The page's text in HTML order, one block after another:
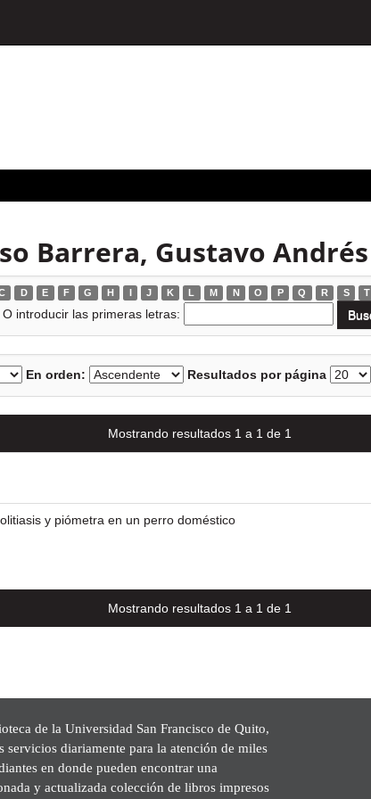
Barrera, Gustavo Andrés
D E F G H I J K L M N O P Q R S T
O introducir las primeras letras:
En orden: Resultados por página
Mostrando resultados 1 a 1 de 1
y piómetra en un perro doméstico
Mostrando resultados 1 a 1 de 1
de la Universidad San Francisco de Quito,
servicios diariamente para la atención de miles
en donde pueden encontrar una
y actualizada colección de libros impresos